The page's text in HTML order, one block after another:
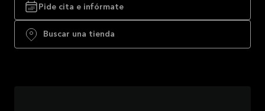
Pide cita e infórmate
Buscar una tienda